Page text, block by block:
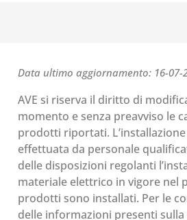
Data ultimo aggiornamento: 16-07-
AVE si riserva il diritto di
momento e senza preavviso le
prodotti riportati.
effettuata da personale
delle disposizioni regolanti
materiale elettrico in vigore nel
prodotti sono installati. Per le
delle informazioni presenti